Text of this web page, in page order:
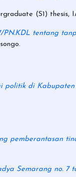
(S1) thesis,
tentang
di Kabupaten
pemberantasan
Semarang no.